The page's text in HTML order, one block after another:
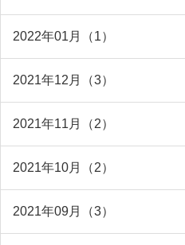
2022年01月（1）
2021年12月（3）
2021年11月（2）
2021年10月（2）
2021年09月（3）